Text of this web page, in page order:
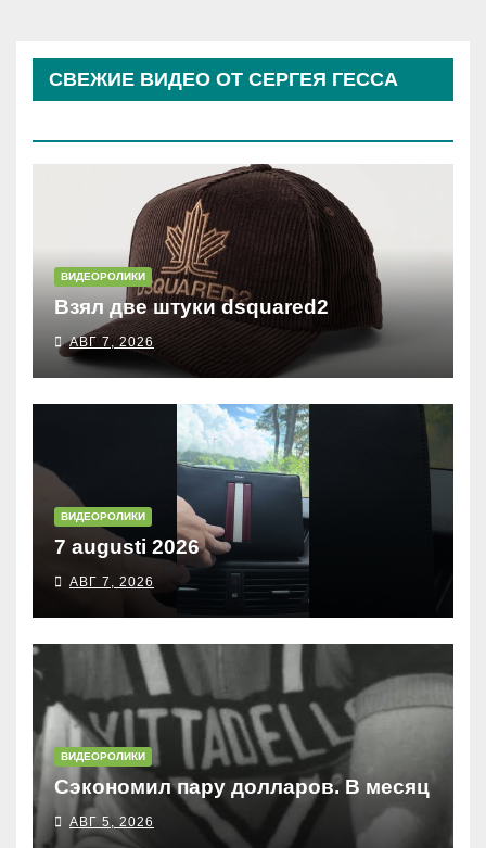
СВЕЖИЕ ВИДЕО ОТ СЕРГЕЯ ГЕССА
ВИДЕОРОЛИКИ
Взял две штуки dsquared2
АВГ 7, 2026
ВИДЕОРОЛИКИ
7 augusti 2026
АВГ 7, 2026
ВИДЕОРОЛИКИ
Сэкономил пару долларов. В месяц
АВГ 5, 2026